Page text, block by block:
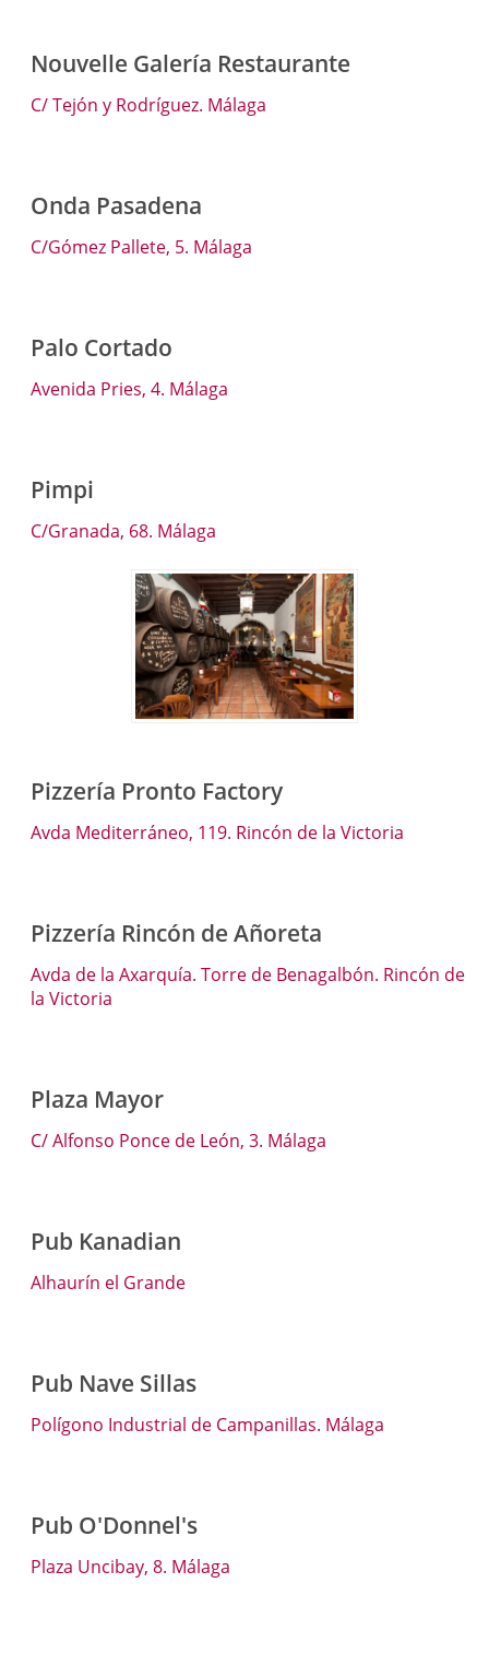
Nouvelle Galería Restaurante
C/ Tejón y Rodríguez. Málaga
Onda Pasadena
C/Gómez Pallete, 5. Málaga
Palo Cortado
Avenida Pries, 4. Málaga
Pimpi
C/Granada, 68. Málaga
Pizzería Pronto Factory
Avda Mediterráneo, 119. Rincón de la Victoria
Pizzería Rincón de Añoreta
Avda de la Axarquía. Torre de Benagalbón. Rincón de
la Victoria
Plaza Mayor
C/ Alfonso Ponce de León, 3. Málaga
Pub Kanadian
Alhaurín el Grande
Pub Nave Sillas
Polígono Industrial de Campanillas. Málaga
Pub O'Donnel's
Plaza Uncibay, 8. Málaga